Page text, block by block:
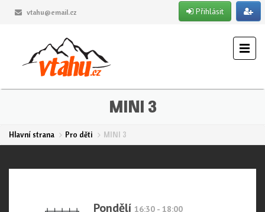
vtahu@email.cz Přihlásit
MINI 3
Hlavní strana Pro děti MINI 3
Pondělí 16:30 - 18:00